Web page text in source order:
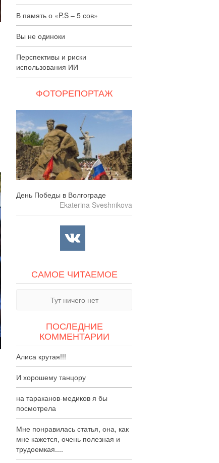
В память о «P.S – 5 сов»
Вы не одиноки
Перспективы и риски
использования ИИ
ФОТОРЕПОРТАЖ
День Победы в Волгограде
Ekaterina Sveshnikova
САМОЕ ЧИТАЕМОЕ
Тут ничего нет
ПОСЛЕДНИЕ
КОММЕНТАРИИ
Алиса крутая!!!
И хорошему танцору
на тараканов-медиков я бы
посмотрела
Мне понравилась статья, она, как
мне кажется, очень полезная и
трудоемкая....